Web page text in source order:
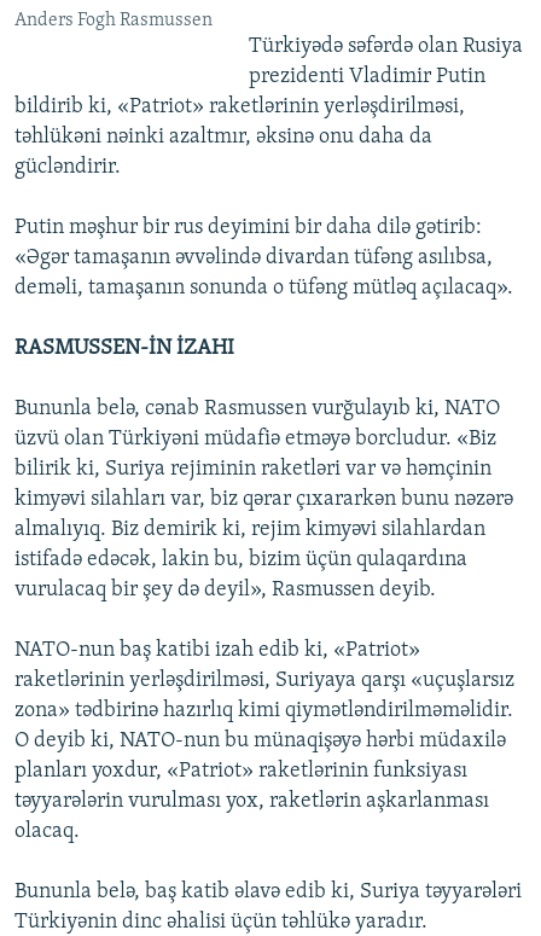
Anders Fogh Rasmussen
Türkiyədə səfərdə olan Rusiya
prezidenti Vladimir Putin
bildirib ki, «Patriot» raketlərinin yerləşdirilməsi,
təhlükəni nəinki azaltmır, əksinə onu daha da
gücləndirir.
Putin məşhur bir rus deyimini bir daha dilə gətirib:
«Əgər tamaşanın əvvəlində divardan tüfəng asılıbsa,
deməli, tamaşanın sonunda o tüfəng mütləq açılacaq».
RASMUSSEN-İN İZAHI
Bununla belə, cənab Rasmussen vurğulayıb ki, NATO
üzvü olan Türkiyəni müdafiə etməyə borcludur. «Biz
bilirik ki, Suriya rejiminin raketləri var və həmçinin
kimyəvi silahları var, biz qərar çıxararkən bunu nəzərə
almalıyıq. Biz demirik ki, rejim kimyəvi silahlardan
istifadə edəcək, lakin bu, bizim üçün qulaqardına
vurulacaq bir şey də deyil», Rasmussen deyib.
NATO-nun baş katibi izah edib ki, «Patriot»
raketlərinin yerləşdirilməsi, Suriyaya qarşı «uçuşlarsız
zona» tədbirinə hazırlıq kimi qiymətləndirilməməlidir.
O deyib ki, NATO-nun bu münaqişəyə hərbi müdaxilə
planları yoxdur, «Patriot» raketlərinin funksiyası
təyyarələrin vurulması yox, raketlərin aşkarlanması
olacaq.
Bununla belə, baş katib əlavə edib ki, Suriya təyyarələri
Türkiyənin dinc əhalisi üçün təhlükə yaradır.